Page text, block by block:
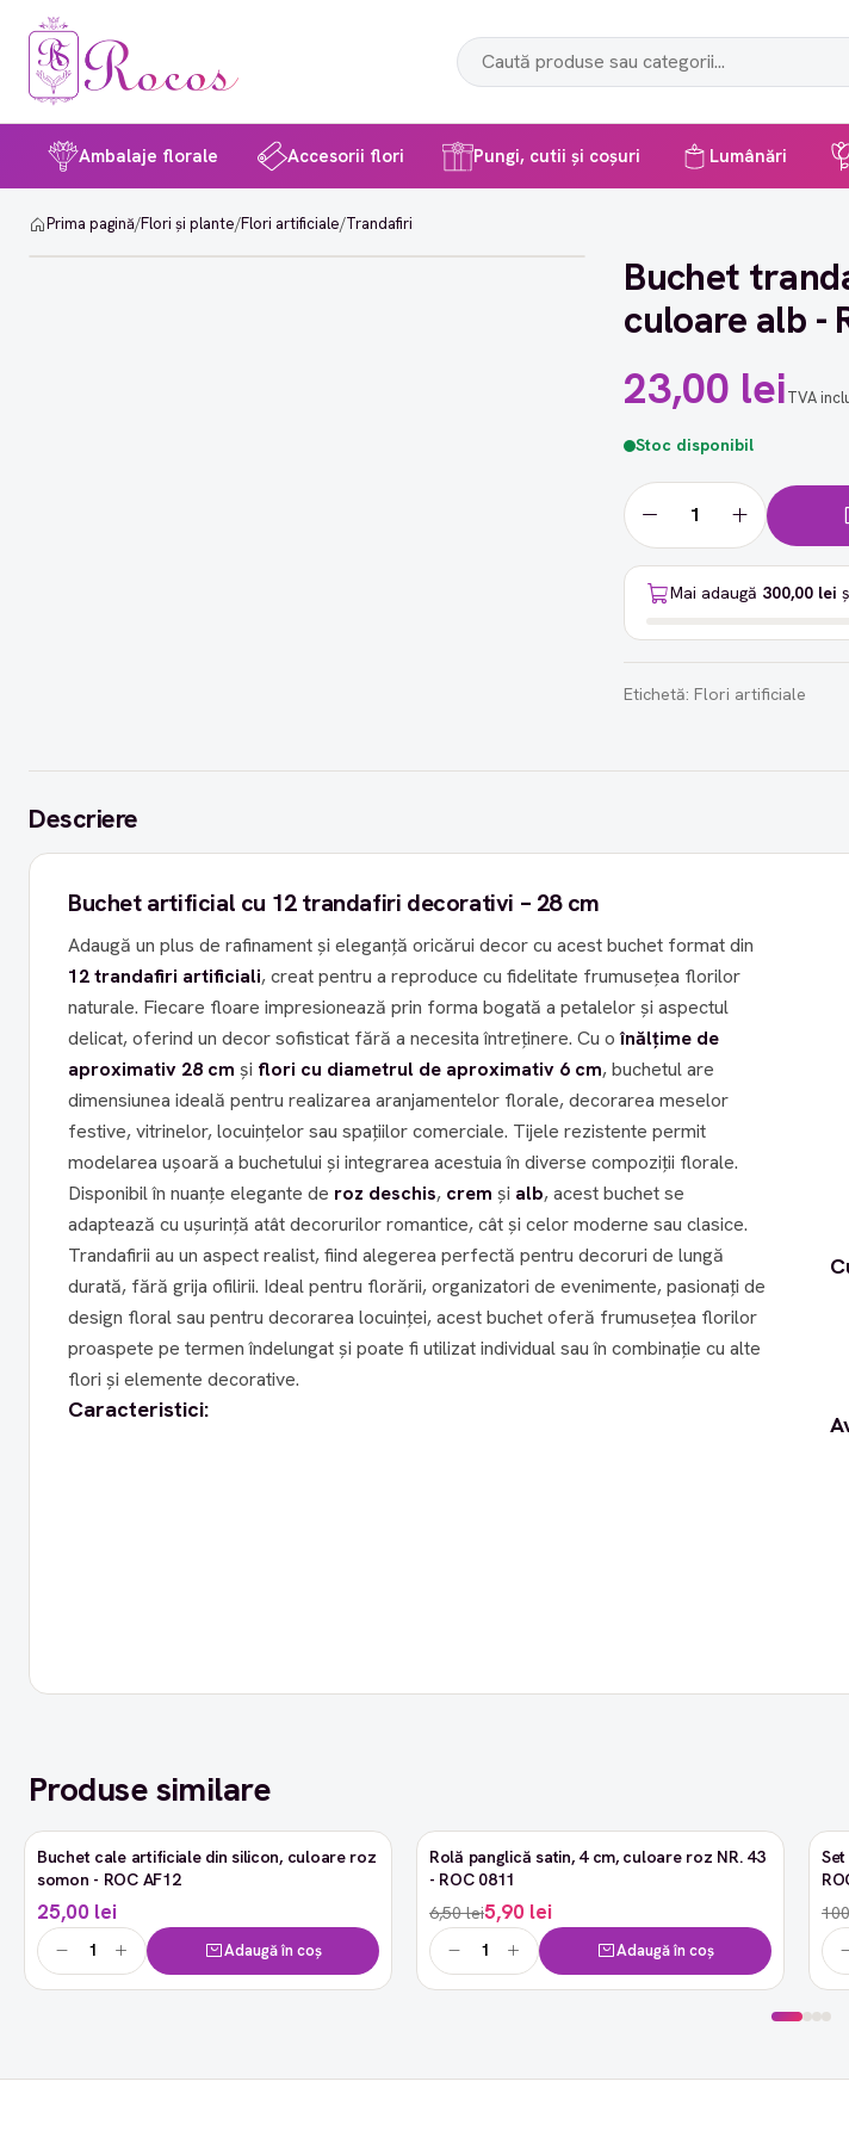
Ambalaje florale Accesorii flori Pungi, cutii și coșuri Lumânări
Prima pagină/Flori și plante/Flori artificiale/Trandafiri
Buchet
culoare alb -
23,00 leiTVA
Stoc disponibil
Mai adaugă 300,00 lei
Etichetă: Flori artificiale
Descriere
Buchet artificial cu 12 trandafiri decorativi – 28 cm
Adaugă un plus de rafinament și eleganță oricărui decor cu acest buchet format din
12 trandafiri artificiali, creat pentru a reproduce cu fidelitate frumusețea florilor
naturale. Fiecare floare impresionează prin forma bogată a petalelor și aspectul
delicat, oferind un decor sofisticat fără a necesita întreținere. Cu oînălțime de
aproximativ 28 cm și flori cu diametrul de aproximativ 6 cm, buchetul are
dimensiunea ideală pentru realizarea aranjamentelor florale, decorarea meselor
festive, vitrinelor, locuințelor sau spațiilor comerciale. Tijele rezistente permit
modelarea ușoară a buchetului și integrarea acestuia în diverse compoziții florale.
Disponibil în nuanțe elegante de roz deschis, crem și alb, acest buchet se
adaptează cu ușurință atât decorurilor romantice, cât și celor moderne sau clasice.
Trandafirii au un aspect realist, fiind alegerea perfectă pentru decoruri de lungă
durată, fără grija ofilirii. Ideal pentru florării, organizatori de evenimente, pasionați de
design floral sau pentru decorarea locuinței, acest buchet oferă frumusețea florilor
proaspete pe termen îndelungat și poate fi utilizat individual sau în combinație cu alte
flori și elemente decorative.
Caracteristici:
Produse similare
Buchet cale artificiale din silicon, culoare roz
somon - ROC AF12
25,00 lei
Adaugă în coș
-9%
Rolă panglică satin, 4 cm, culoare roz NR. 43
- ROC 0811
6,50 lei5,90 lei
Adaugă în coș
-